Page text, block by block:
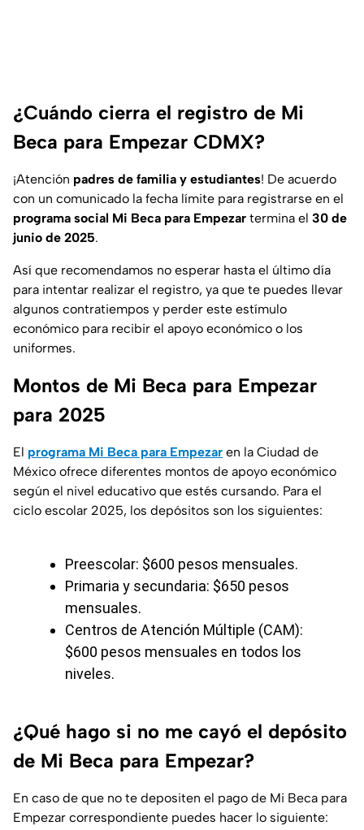
¿Cuándo cierra el registro de Mi
Beca para Empezar CDMX?
¡Atención padres de familia y estudiantes! De acuerdo
con un comunicado la fecha límite para registrarse en el
programa social Mi Beca para Empezar termina el 30 de
junio de 2025.
Así que recomendamos no esperar hasta el último día
para intentar realizar el registro, ya que te puedes llevar
algunos contratiempos y perder este estímulo
económico para recibir el apoyo económico o los
uniformes.
Montos de Mi Beca para Empezar
para 2025
El programa Mi Beca para Empezar en la Ciudad de
México ofrece diferentes montos de apoyo económico
según el nivel educativo que estés cursando. Para el
ciclo escolar 2025, los depósitos son los siguientes:
Preescolar: $600 pesos mensuales.
Primaria y secundaria: $650 pesos
mensuales.
Centros de Atención Múltiple (CAM):
$600 pesos mensuales en todos los
niveles.
¿Qué hago si no me cayó el depósito
de Mi Beca para Empezar?
En caso de que no te depositen el pago de Mi Beca para
Empezar correspondiente puedes hacer lo siguiente: